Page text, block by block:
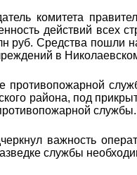
комитета
действий всех
руб. Средства пошли
в
противопожарной
района, под
важность
службы